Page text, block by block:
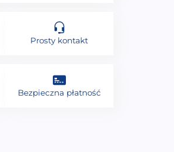
Prosty kontakt
Bezpieczna płatność